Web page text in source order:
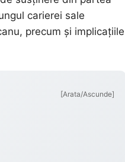
carierei sale
precum și implicațiile
[Arata/Ascunde]